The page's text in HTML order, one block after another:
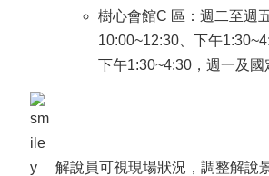
樹心會館C 區：週二至週
10:00~12:30、下午
下午1:30~4:30，週一及國
解說員可視現場狀況，調整解說